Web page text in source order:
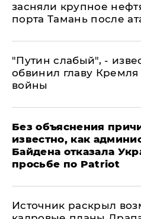
засняли крупное
порта Тамань после
​"Путин слабый", -
обвинил главу Кремля
войны
Без объяснения
известно, как
Байдена отказала
просьбе по Patriot
​Источник раскрыл